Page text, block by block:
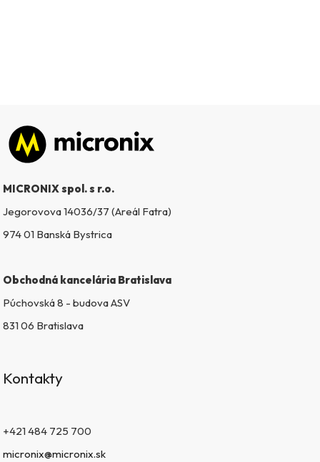
Zápätie
MICRONIX spol. s r.o.
Jegorovova 14036/37 (Areál Fatra)
974 01 Banská Bystrica
Obchodná kancelária Bratislava
Púchovská 8 - budova ASV
831 06 Bratislava
Kontakty
+421 484 725 700
micronix@micronix.sk